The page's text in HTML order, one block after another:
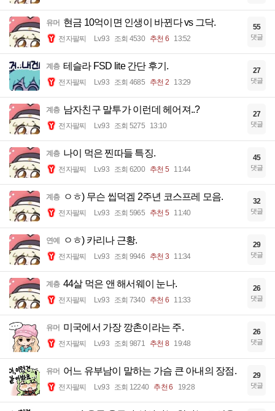
유머 현금 10억이면 인생이 바뀐다 vs 그닥.
전자팔찌 Lv.93 조회 4530 추천 6 13:52
55
댓글
계층 테슬라 FSD lite 간단 후기.
전자팔찌 Lv.93 조회 4685 추천 2 13:29
27
댓글
계층 남자친구 말투가 이런데 헤어져..?
전자팔찌 Lv.93 조회 5275 13:10
27
댓글
계층 나이 먹은 찐따들 특징.
전자팔찌 Lv.93 조회 6200 추천 5 11:44
45
댓글
계층 ㅇㅎ) 무슨 씹덕겜 2주년 코스프레 모음.
전자팔찌 Lv.93 조회 5965 추천 5 11:40
32
댓글
연예 ㅇㅎ) 카리나 근황.
전자팔찌 Lv.93 조회 9946 추천 3 11:34
29
댓글
계층 44살 먹은 앤 해서웨이 눈나.
전자팔찌 Lv.93 조회 7340 추천 6 11:33
26
댓글
유머 미국에서 가장 깡촌이라는 주.
전자팔찌 Lv.93 조회 9871 추천 8 19:48
26
댓글
유머 어느 유부남이 말하는 가슴 큰 아내의 장점.
전자팔찌 Lv.93 조회 12240 추천 6 19:28
29
댓글